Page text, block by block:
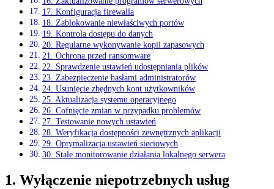
17. ​Konfiguracja firewalla
18. Zablokowanie niewłaściwych portów
19.‌ Kontrola dostępu do ​danych
20. Regularne wykonywanie kopii zapasowych
21.‌ Ochrona​ przed‍ ransomware
22. Sprawdzenie ustawień udostępniania plików
23. Zabezpieczenie ⁢hasłami ​administratorów
24. Usunięcie ⁤zbędnych kont użytkowników
25. Aktualizacja ⁣systemu operacyjnego
26. Cofnięcie zmian w przypadku problemów
27. Testowanie ⁢nowych ustawień
28. Weryfikacja dostępności​ zewnętrznych ‌aplikacji
29. Optymalizacja ustawień​ sieciowych
30. Stałe monitorowanie ‍działania​ lokalnego serwera
1. Wyłączenie niepotrzebnych usług